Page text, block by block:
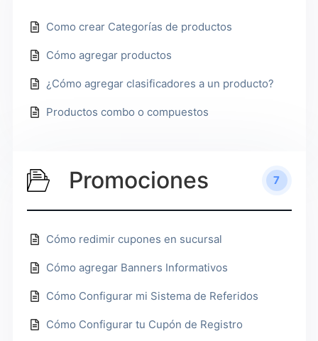
Como crear Categorías de productos
Cómo agregar productos
¿Cómo agregar clasificadores a un producto?
Productos combo o compuestos
Promociones 7
Cómo redimir cupones en sucursal
Cómo agregar Banners Informativos
Cómo Configurar mi Sistema de Referidos
Cómo Configurar tu Cupón de Registro